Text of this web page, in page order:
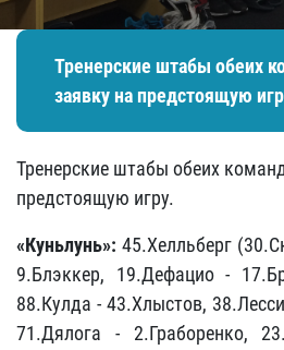
Тренерские штабы обеих
заявку на предстоящую
Тренерские штабы обеих
предстоящую игру.
«Куньлунь»: 45.Хелльберг
9.Блэккер, 19.Дефацио -
88.Кулда - 43.Хлыстов,
71.Дялога - 2.Граборенко,